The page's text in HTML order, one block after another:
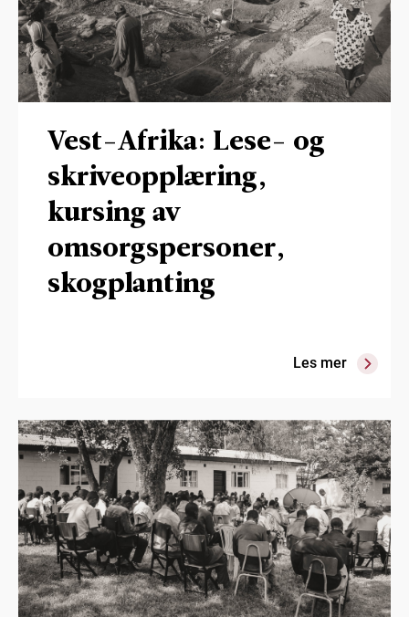
Vest-Afrika: Lese- og
skriveopplæring,
kursing av
omsorgspersoner,
skogplanting
Les mer